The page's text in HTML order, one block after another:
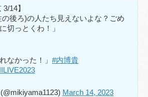
14】
の後ろ)の人たち見えないよな？ごめ
切っとくわ！」
なかった！」 #内博貴
March 14, 2023